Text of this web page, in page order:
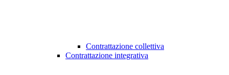
Contrattazione collettiva
Contrattazione integrativa